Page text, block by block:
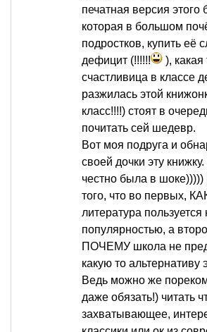
печатная версия этого
которая в большом
подростков, купить её
дефицит (!!!!!!
), какая
счастливица в классе
разжилась этой
класс!!!!) стоят в
почитать сей шедевр.
Вот моя подруга и
своей дочки эту
честно была в
того, что во первых,
литература
популярностью, а
ПОЧЕМУ школа не
какую то альтернативу
Ведь можно же
даже обязать!) читать
захватывающее,